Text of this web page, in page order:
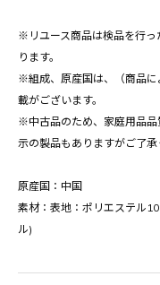
※リユース商品は検品を行っ
ります。
※組成、原産国は、（商品
載がございます。
※中古品のため、家庭用品品
示の製品もありますがご了承
原産国：中国
素材：表地：ポリエステル
ル)